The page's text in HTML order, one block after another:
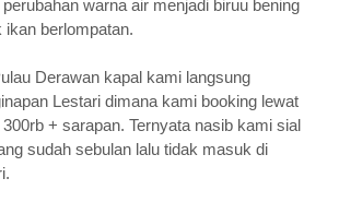
warna air menjadi biruu bening
ikan berlompatan.
Derawan kapal kami langsung
Lestari dimana kami booking lewat
+ sarapan. Ternyata nasib kami sial
sudah sebulan lalu tidak masuk di